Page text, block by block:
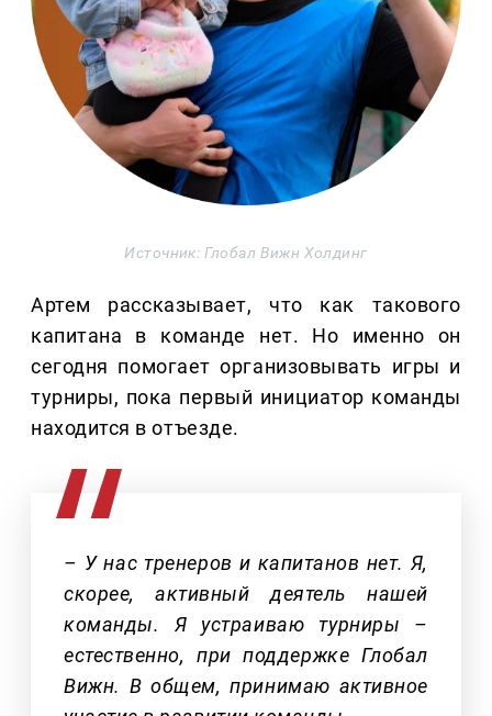
Источник: Глобал Вижн Холдинг
Артем рассказывает, что как такового
капитана в команде нет. Но именно он
сегодня помогает организовывать игры и
турниры, пока первый инициатор команды
находится в отъезде.
– У нас тренеров и капитанов нет. Я,
скорее, активный деятель нашей
команды. Я устраиваю турниры –
естественно, при поддержке Глобал
Вижн. В общем, принимаю активное